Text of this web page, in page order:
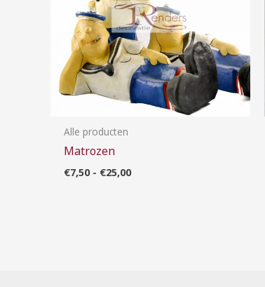
Alle producten
Matrozen
€7,50 - €25,00